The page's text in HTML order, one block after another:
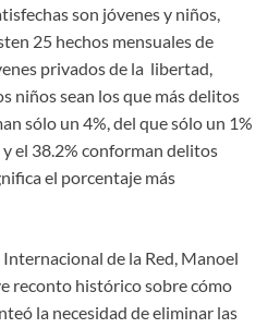
son jóvenes y niños,
25 hechos mensuales de
privados de la libertad,
niños sean los que más delitos
sólo un 4%, del que sólo un 1%
el 38.2% conforman delitos
el porcentaje más
de la Red, Manoel
reconto histórico sobre cómo
la necesidad de eliminar las